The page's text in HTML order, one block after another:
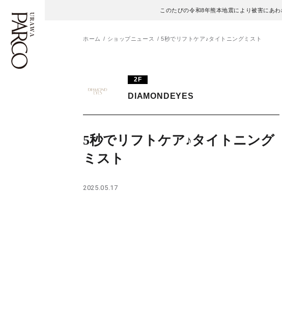
このたびの令和8年熊本地震により被害にあ
施設案内・アクセス
ホーム ショップニュース 5秒でリフトケア♪タイトニングミスト
2F
DIAMONDEYES
5秒でリフトケア♪タイトニング
ミスト
2025.05.17